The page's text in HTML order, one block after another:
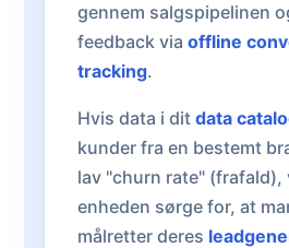
gennem salgspipelinen
feedback via offline
tracking.
Hvis data i dit data
kunder fra en bestemt
lav "churn rate" (frafald),
enheden sørge for, at
målretter deres